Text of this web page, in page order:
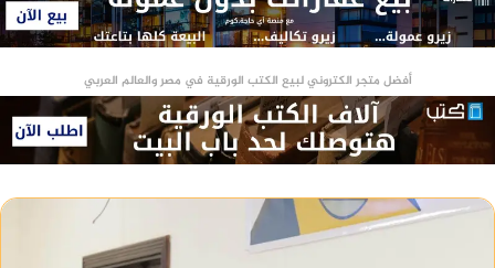
أفضل متجر الكتروني لبيع الكتب الورقية في مصر والعالم العربي